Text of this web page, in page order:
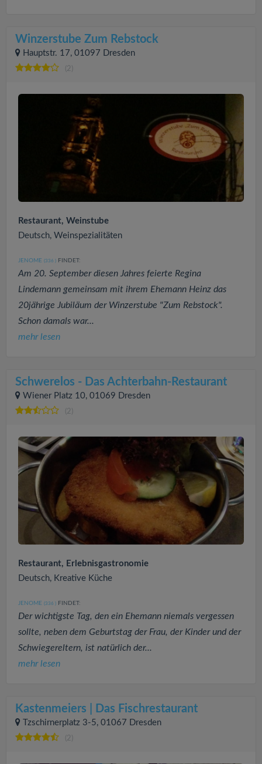
Winzerstube Zum Rebstock
Hauptstr. 17, 01097 Dresden
(2)
Restaurant, Weinstube
Deutsch, Weinspezialitäten
JENOME (336 ) FINDET:
Am 20. September diesen Jahres feierte Regina
Lindemann gemeinsam mit ihrem Ehemann Heinz das
20jährige Jubiläum der Winzerstube "Zum Rebstock".
Schon damals war...
mehr lesen
Schwerelos - Das Achterbahn-Restaurant
Wiener Platz 10, 01069 Dresden
(2)
Restaurant, Erlebnisgastronomie
Deutsch, Kreative Küche
JENOME (336 ) FINDET:
Der wichtigste Tag, den ein Ehemann niemals vergessen
sollte, neben dem Geburtstag der Frau, der Kinder und der
Schwiegereltern, ist natürlich der...
mehr lesen
Kastenmeiers | Das Fischrestaurant
Tzschirnerplatz 3-5, 01067 Dresden
(2)